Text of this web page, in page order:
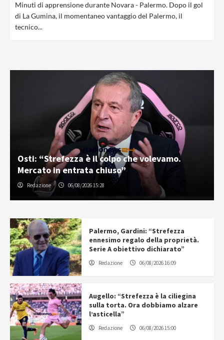
Minuti di apprensione durante Novara - Palermo. Dopo il gol
di La Gumina, il momentaneo vantaggio del Palermo, il
tecnico...
Osti: “Strefezza è il colpo che volevamo.
Mercato in entrata chiuso”
Redazione 06/08/2026 15:28
Palermo, Gardini: “Strefezza
ennesimo regalo della proprietà.
Serie A obiettivo dichiarato”
Redazione 06/08/2026 16:09
Augello: “Strefezza è la ciliegina
sulla torta. Ora dobbiamo alzare
l’asticella”
Redazione 06/08/2026 15:00